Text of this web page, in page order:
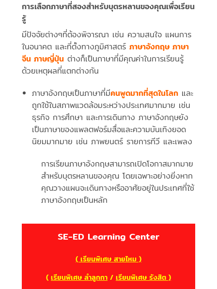
การเลือกภาษาที่สองสำหรับบุตรหลานของคุณเพื่อเรียน
รู้
มีปัจจัยต่างๆที่ต้องพิจารณา เช่น ความสนใจ แผนการ
ในอนาคต และที่ตั้งทางภูมิศาสตร์ ภาษาอังกฤษ ภาษา
จีน ภาษญี่ปุ่น ต่างก็เป็นภาษาที่มีคุณค่าในการเรียนรู้
ด้วยเหตุผลที่แตกต่างกัน
ภาษาอังกฤษเป็นภาษาที่มีคนพูดมากที่สุดในโลกและ
ถูกใช้ในสภาพแวดล้อมระหว่างประเทศมากมาย เช่น
ธุรกิจ การศึกษา และการเดินทาง ภาษาอังกฤษยัง
เป็นภาษาของแพลตฟอร์มสื่อและความบันเทิงยอด
นิยมมากมาย เช่น ภาพยนตร์ รายการทีวี และเพลง
การเรียนภาษาอังกฤษสามารถเปิดโอกาสมากมาย
สำหรับบุตรหลานของคุณ โดยเฉพาะอย่างยิ่งหาก
คุณวางแผนจะเดินทางหรืออาศัยอยู่ในประเทศที่ใช้
ภาษาอังกฤษเป็นหลัก
SE-ED Learning Center
( เรียนพิเศษ สายไหม )
( เรียนพิเศษ ลำลูกกา / เรียนพิเศษ รังสิต )